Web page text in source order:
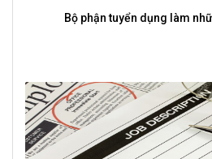
Vì sao phần mềm quản lý